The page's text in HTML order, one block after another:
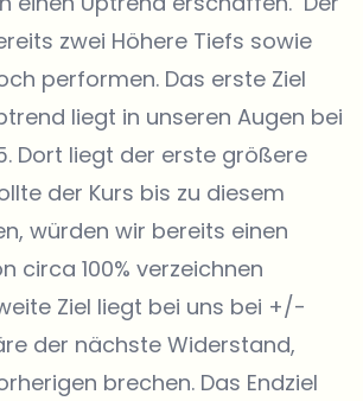
zwei Höhere Tiefs sowie
performen. Das erste Ziel
liegt in unseren Augen bei
Dort liegt der erste größere
der Kurs bis zu diesem
würden wir bereits einen
circa 100% verzeichnen
Ziel liegt bei uns bei +/-
der nächste Widerstand,
brechen. Das Endziel